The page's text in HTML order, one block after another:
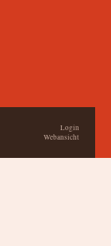
Login
Webansicht